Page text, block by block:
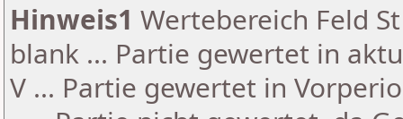
Hinweis1 Wertebereich Feld
blank ... Partie gewertet in
V ... Partie gewertet in